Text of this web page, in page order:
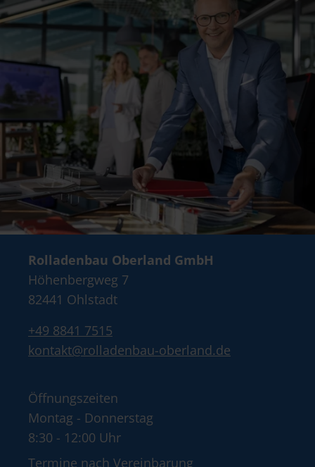
Rolladenbau Oberland GmbH
Höhenbergweg 7
82441 Ohlstadt
+49 8841 7515
kontakt@rolladenbau-oberland.de
Öffnungszeiten
Montag - Donnerstag
8:30 - 12:00 Uhr
Termine nach Vereinbarung